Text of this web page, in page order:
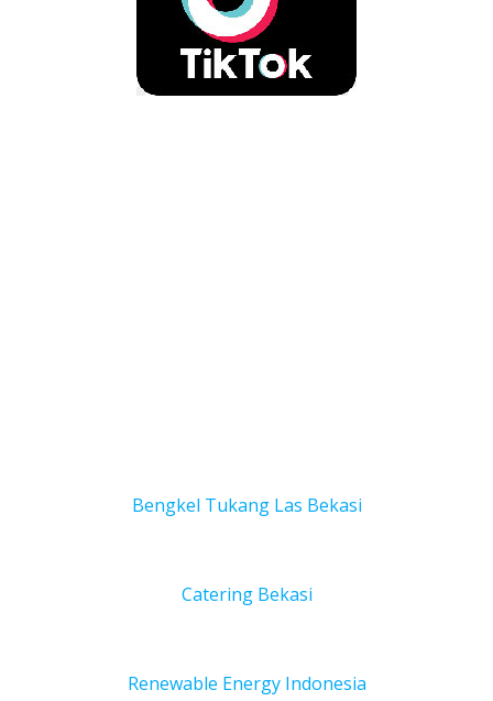
Bengkel Tukang Las Bekasi
Catering Bekasi
Renewable Energy Indonesia